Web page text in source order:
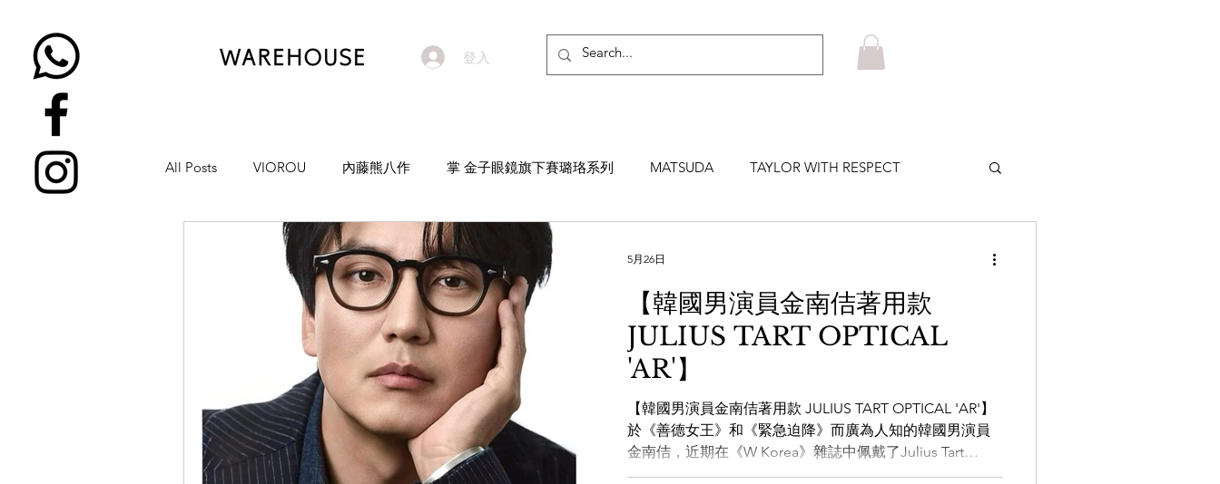
登入
All Posts VIOROU 內藤熊八作 掌 金子眼鏡旗下賽璐珞系列 MATSUDA TAYLOR WITH RESPECT
NATIVE SONS EYEVAN7285 MASUNAGA SINCE 1905 增永眼鏡
YUICHI TOYAMA KAMEMANNEN MYKITA ZEISS MASAHIRO MARUYAMA
JULIUS TART OPTICAL AKIRA AND SONS
EYEVAN OG X OLIVER GOLDSMITH LUNOR OLVER PEOPLES 999.9 LEOWL IN EYE
【韓國男演員金南佶著用款
JULIUS TART OPTICAL
'AR'】
【韓國男演員金南佶著用款 JULIUS TART OPTICAL 'AR'】
於《善德女王》和《緊急迫降》而廣為人知的韓國男演員
金南佶，近期在《W Korea》雜誌中佩戴了Julius Tart
Optical的AR 48 眼鏡。這款鏡框無論美式復古，正裝或日
5月26日